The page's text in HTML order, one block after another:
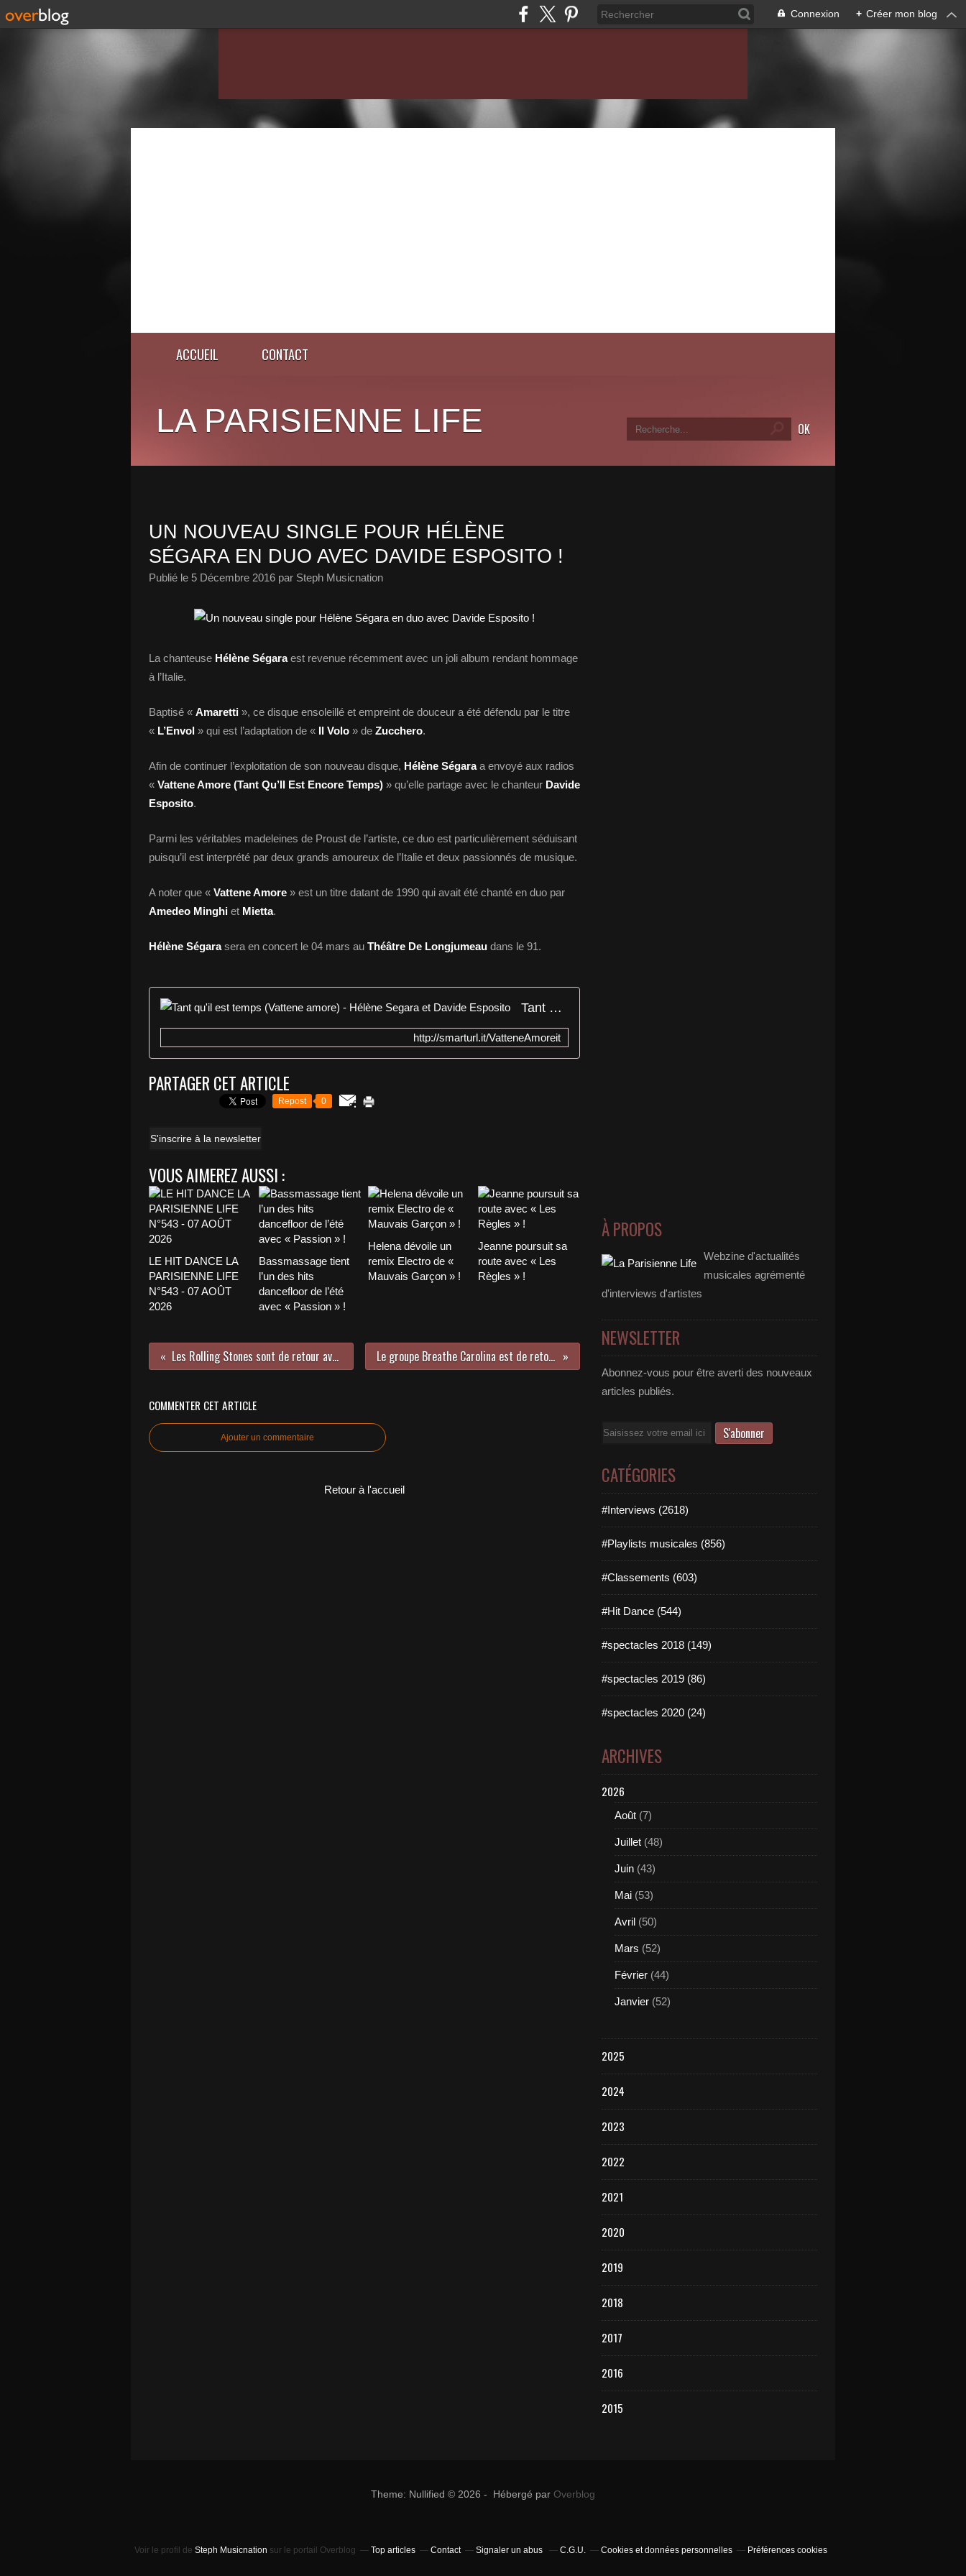
Connexion + Créer mon blog
ACCUEIL CONTACT
LA PARISIENNE LIFE
UN NOUVEAU SINGLE POUR HÉLÈNE
SÉGARA EN DUO AVEC DAVIDE ESPOSITO !
Publié le 5 Décembre 2016 par Steph Musicnation
La chanteuse Hélène Ségaraest revenue récemment avec un joli album rendant hommage
à l’Italie.
Baptisé « Amaretti », ce disque ensoleillé et empreint de douceur a été défendu par le titre
« L’Envol » qui est l’adaptation de « Il Volo » de Zucchero.
Afin de continuer l’exploitation de son nouveau disque, Hélène Ségaraa envoyé aux radios
« Vattene Amore (Tant Qu’Il Est Encore Temps) » qu’elle partage avec le chanteur Davide
Esposito.
Parmi les véritables madeleines de Proust de l’artiste, ce duo est particulièrement séduisant
puisqu’il est interprété par deux grands amoureux de l’Italie et deux passionnés de musique.
A noter que « Vattene Amore » est un titre datant de 1990 qui avait été chanté en duo par
Amedeo Minghi et Mietta.
Hélène Ségarasera en concert le 04 mars au Théâtre De Longjumeau dans le 91.
Tant qu'il est temps (Vattene amore) - Hélène Segara et Davide Esposito
http://smarturl.it/VatteneAmoreit
PARTAGER CET ARTICLE
Repost 0
S'inscrire à la newsletter
VOUS AIMEREZ AUSSI :
LE HIT DANCE LA
PARISIENNE LIFE
N°543 - 07 AOÛT
2026
Bassmassage tient
l’un des hits
dancefloor de l’été
avec « Passion » !
Helena dévoile un
remix Electro de «
Mauvais Garçon » !
Jeanne poursuit sa
route avec « Les
Règles » !
Les Rolling Stones sont de retour avec « Blue & Lonesome » ! Le groupe Breathe Carolina est de retour avec « Echo (Let Go) » !
COMMENTER CET ARTICLE
Ajouter un commentaire
Retour à l'accueil
À PROPOS
Webzine d'actualités
musicales agrémenté
d'interviews d'artistes
NEWSLETTER
Abonnez-vous pour être averti des nouveaux
articles publiés.
Email
CATÉGORIES
#Interviews (2618)
#Playlists musicales (856)
#Classements (603)
#Hit Dance (544)
#spectacles 2018 (149)
#spectacles 2019 (86)
#spectacles 2020 (24)
ARCHIVES
2026
Août (7)
Juillet (48)
Juin (43)
Mai (53)
Avril (50)
Mars (52)
Février (44)
Janvier (52)
2025
2024
2023
2022
2021
2020
2019
2018
2017
2016
2015
Theme: Nullified © 2026 - Hébergé par Overblog
Voir le profil de Steph Musicnation sur le portail Overblog Top articles Contact Signaler un abus C.G.U. Cookies et données personnelles Préférences cookies